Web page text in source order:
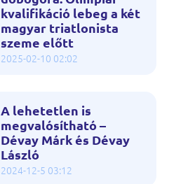
kvalifikáció lebeg a két
magyar triatlonista
szeme előtt
2025-02-10 02:02
A lehetetlen is
megvalósítható –
Dévay Márk és Dévay
László
2024-12-5 03:12